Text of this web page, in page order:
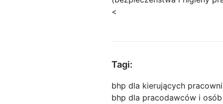
<
Tagi:
bhp dla kierujących
bhp dla pracodawców i